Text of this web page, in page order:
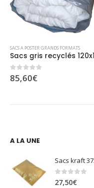
SACS A POSTER GRANDS FORMATS
0sur 5
85,60€
A LA UNE
Sacs kraft
0sur 5
27,50€